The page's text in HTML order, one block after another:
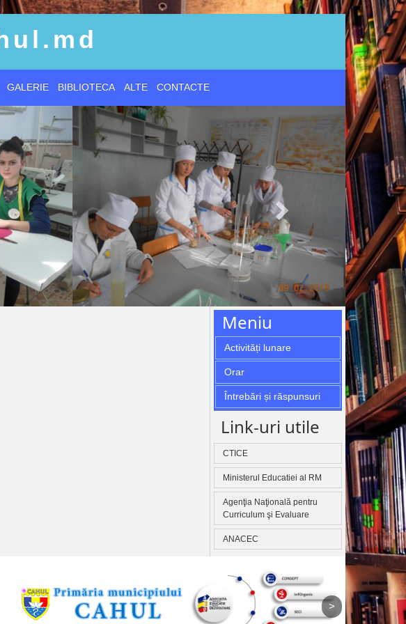
GALERIE BIBLIOTECA ALTE CONTACTE
Meniu
Activități lunare
Orar
Întrebări și răspunsuri
Link-uri utile
CTICE
Ministerul Educatiei al RM
Agenţia Naţională pentru
Curriculum şi Evaluare
ANACEC